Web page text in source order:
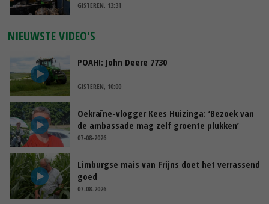
GISTEREN, 13:31
NIEUWSTE VIDEO'S
POAH!: John Deere 7730
GISTEREN, 10:00
Oekraïne-vlogger Kees Huizinga: ‘Bezoek van
de ambassade mag zelf groente plukken’
07-08-2026
Limburgse mais van Frijns doet het verrassend
goed
07-08-2026